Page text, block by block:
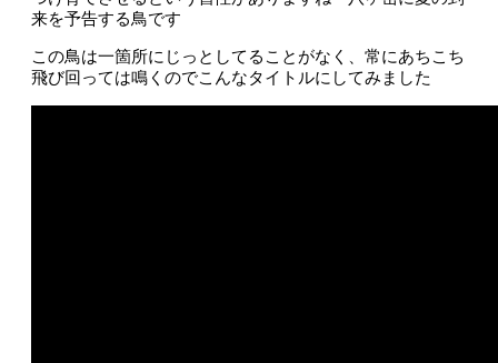
来を予告する鳥です
この鳥は一箇所にじっとしてることがなく、常にあちこち
飛び回っては鳴くのでこんなタイトルにしてみました